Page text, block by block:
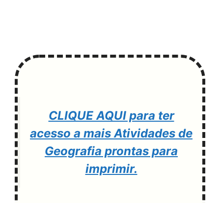
CLIQUE AQUI para ter
acesso a mais Atividades de
Geografia prontas para
imprimir.